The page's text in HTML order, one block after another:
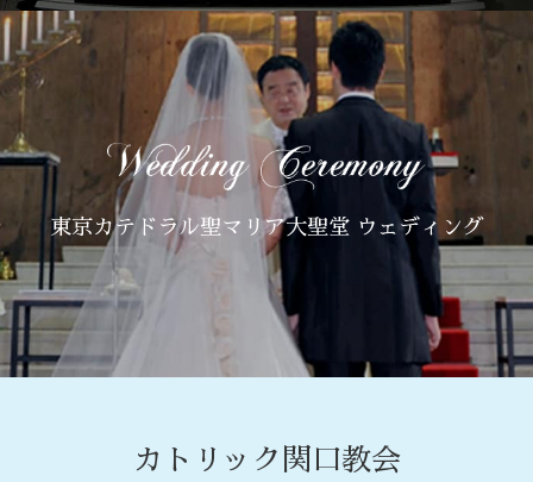
東京カテドラル聖マリア大聖堂 ウェディング
カトリック関口教会